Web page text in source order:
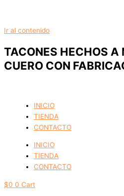
Ir al contenido
TACONES HECHOS A
CUERO CON
INICIO
TIENDA
CONTACTO
INICIO
TIENDA
CONTACTO
$0 0 Cart